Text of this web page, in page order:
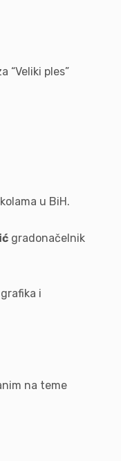
“Veliki ples”
u BiH.
gradonačelnik
i
na teme